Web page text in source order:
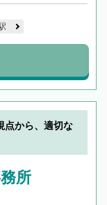
点から、適切な
所